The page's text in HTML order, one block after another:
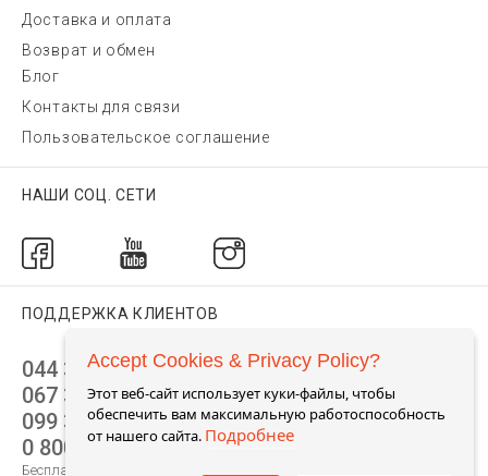
Доставка и оплата
Возврат и обмен
Блог
Контакты для связи
Пользовательское соглашение
НАШИ СОЦ. СЕТИ
ПОДДЕРЖКА КЛИЕНТОВ
044 392 44 45
067 344 14 44 (viber)
099 399 23 80
0 800 305 805
Бесплатно по Украине
Accept Cookies & Privacy Policy?
Этот веб-сайт использует куки-файлы, чтобы
обеспечить вам максимальную работоспособность
от нашего сайта. Подробнее